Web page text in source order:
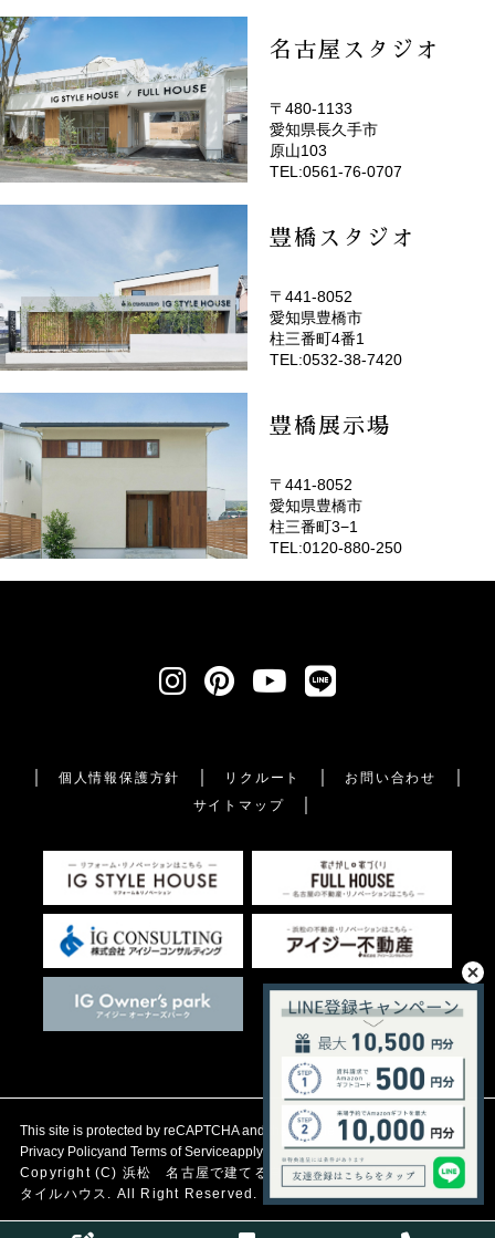
名古屋スタジオ
(EMOTOP名古屋)
〒480-1133
愛知県長久手市
原山103
TEL:0561-76-0707
豊橋スタジオ
(EMOTOP豊橋)
〒441-8052
愛知県豊橋市
柱三番町4番1
TEL:0532-38-7420
豊橋展示場
〒441-8052
愛知県豊橋市
柱三番町3−1
TEL:0120-880-250
個人情報保護方針 リクルート
お問い合わせ
サイトマップ
This site is protected by reCAPTCHA and the Google
Privacy Policyand Terms of Serviceapply.
Copyright (C) 浜松 名古屋で建てる自然素材の注文住宅アイジース
タイルハウス. All Right Reserved.